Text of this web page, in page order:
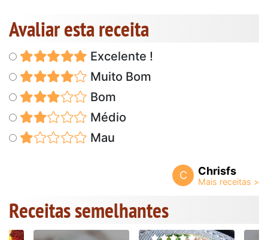
Avaliar esta receita
Excelente !
Muito Bom
Bom
Médio
Mau
C Chrisfs
Receitas semelhantes